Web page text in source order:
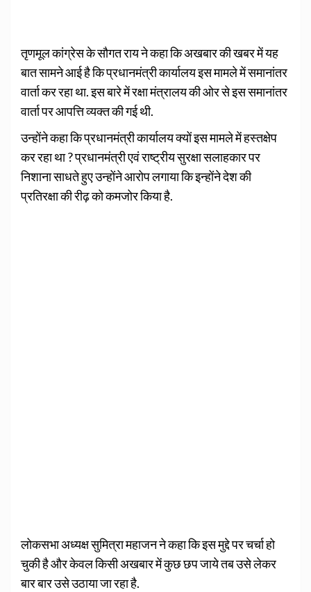
तृणमूल कांग्रेस के सौगत राय ने कहा कि अखबार की खबर में यह
बात सामने आई है कि प्रधानमंत्री कार्यालय इस मामले में समानांतर
वार्ता कर रहा था. इस बारे में रक्षा मंत्रालय की ओर से इस समानांतर
वार्ता पर आपत्ति व्यक्त की गई थी.
उन्होंने कहा कि प्रधानमंत्री कार्यालय क्यों इस मामले में हस्तक्षेप
कर रहा था ? प्रधानमंत्री एवं राष्ट्रीय सुरक्षा सलाहकार पर
निशाना साधते हुए उन्होंने आरोप लगाया कि इन्होंने देश की
प्रतिरक्षा की रीढ़ को कमजोर किया है.
लोकसभा अध्यक्ष सुमित्रा महाजन ने कहा कि इस मुद्दे पर चर्चा हो
चुकी है और केवल किसी अखबार में कुछ छप जाये तब उसे लेकर
बार बार उसे उठाया जा रहा है.